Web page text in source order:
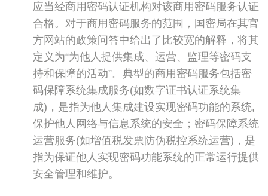
应当经商用密码认证机构对该商用密码服务认证
合格。对于商用密码服务的范围，国密局在其官
方网站的政策问答中给出了比较宽的解释，将其
定义为“为他人提供集成、运营、监理等密码支
持和保障的活动”。典型的商用密码服务包括密
码保障系统集成服务(如数字证书认证系统集
成)，是指为他人集成建设实现密码功能的系统,
保护他人网络与信息系统的安全；密码保障系统
运营服务(如增值税发票防伪税控系统运营)，是
指为保证他人实现密码功能系统的正常运行提供
安全管理和维护。